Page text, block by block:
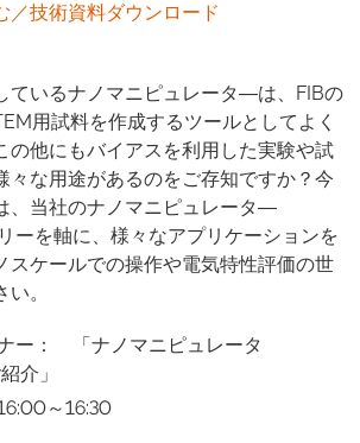
／技術資料ダウンロード
ているナノマニピュレータ―は、FIBの
用試料を作成するツールとしてよく
の他にもバイアスを利用した実験や試
々な用途があるのをご存知ですか？今
、当社のナノマニピュレータ―
ーを軸に、様々なアプリケーションを
スケールでの操作や電気特性評価の世
。
ー： 「ナノマニピュレータ
介」
～16:30